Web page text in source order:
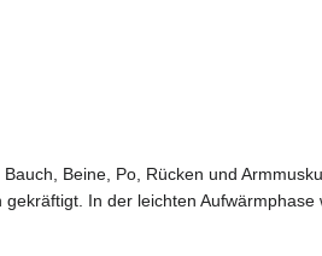
Beine, Po, Rücken und
In der leichten